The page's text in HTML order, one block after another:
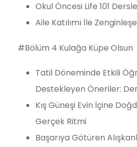
Okul Öncesi Life 101
Aile Katılımı İle
#Bölüm 4 Kulağa Küpe Olsun
Tatil Döneminde Etkili
Destekleyen Öneriler:
Kış Güneşi Evin İçine
Gerçek Ritmi
Başarıya Götüren